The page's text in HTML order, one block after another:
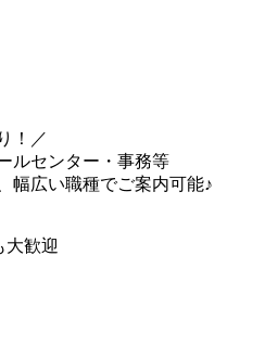
！／
ルセンター・事務等
幅広い職種でご案内可能♪
大歓迎